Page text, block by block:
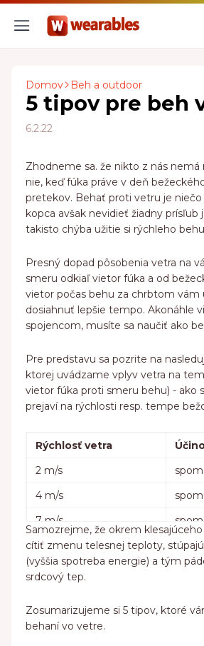
Domov Beh a outdoor
5 tipov pre beh
6.2.22
Zhodneme sa. že nikto z nás nemá
nie, keď fúka práve v deň
pretekov. Behať proti vetru je
kopca avšak nevidieť žiadny prísľub
takisto chýba užitie si rýchleho
Presný dopad pôsobenia vetra na
smeru odkiaľ vietor fúka a od
vietor počas behu za chrbtom vám
dosiahnuť lepšie tempo. Akonáhle
spojencom, musíte sa naučiť ako
Pre predstavu sa pozrite na
ktorej uvádzame vplyv vetra na
vietor fúka proti smeru behu) - ako
prejaví na rýchlosti resp. tempe
Rýchlosť vetra
2 m/s
4 m/s
7 m/s
9 m/s
11 m/s
Samozrejme, že okrem
cítiť zmenu telesnej teploty,
(vyššia spotreba energie) a tým
srdcový tep.
Zosumarizujeme si 5 tipov, ktoré
behaní vo vetre.